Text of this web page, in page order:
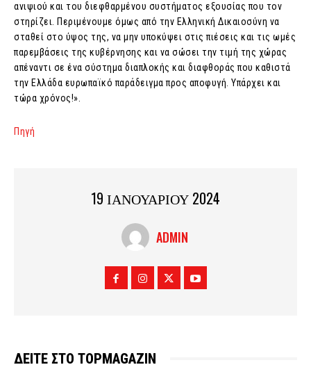
ανιψιού και του διεφθαρμένου συστήματος εξουσίας που τον
στηρίζει. Περιμένουμε όμως από την Ελληνική Δικαιοσύνη να
σταθεί στο ύψος της, να μην υποκύψει στις πιέσεις και τις ωμές
παρεμβάσεις της κυβέρνησης και να σώσει την τιμή της χώρας
απέναντι σε ένα σύστημα διαπλοκής και διαφθοράς που καθιστά
την Ελλάδα ευρωπαϊκό παράδειγμα προς αποφυγή. Υπάρχει και
τώρα χρόνος!».
Πηγή
19 ΙΑΝΟΥΑΡΙΟΥ 2024
ADMIN
ΔΕΙΤΕ ΣΤΟ TOPMAGAZIN